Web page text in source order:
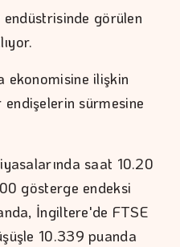
görülen
ekonomisine ilişkin
sürmesine
saat 10.20
gösterge endeksi
İngiltere'de FTSE
10.339 puanda